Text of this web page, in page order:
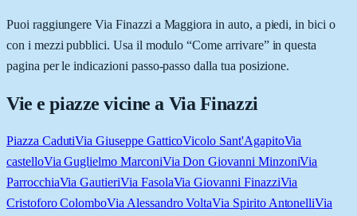
Puoi raggiungere Via Finazzi a Maggiora in auto, a piedi, in bici o
con i mezzi pubblici. Usa il modulo “Come arrivare” in questa
pagina per le indicazioni passo-passo dalla tua posizione.
Vie e piazze vicine a Via Finazzi
Piazza CadutiVia Giuseppe GatticoVicolo Sant'AgapitoVia
castelloVia Guglielmo MarconiVia Don Giovanni MinzoniVia
ParrocchiaVia GautieriVia FasolaVia Giovanni FinazziVia
Cristoforo ColomboVia Alessandro VoltaVia Spirito AntonelliVia